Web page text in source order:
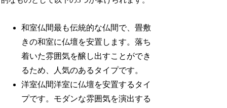
和室仏間最も伝統的な仏間で、畳敷
きの和室に仏壇を安置します。落ち
着いた雰囲気を醸し出すことができ
るため、人気のあるタイプです。
洋室仏間洋室に仏壇を安置するタイ
プです。モダンな雰囲気を演出する